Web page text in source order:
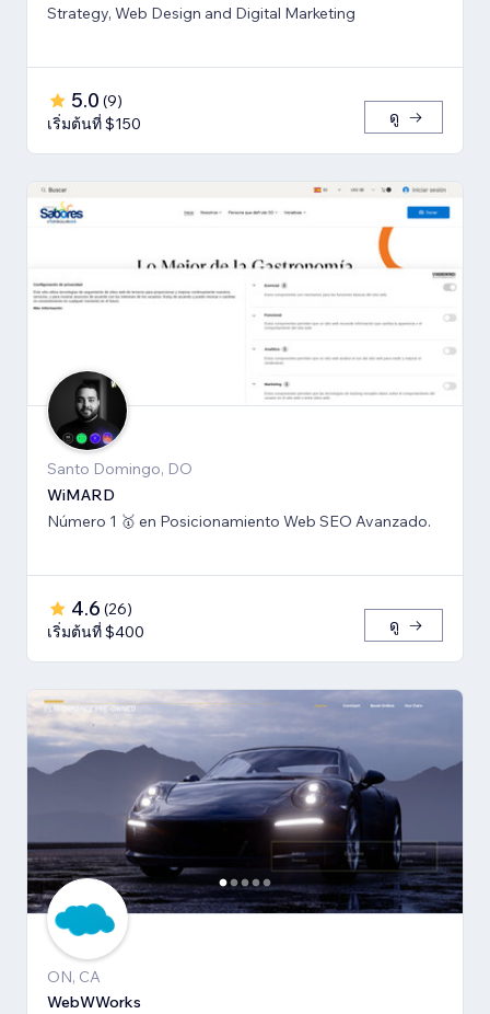
Strategy, Web Design and Digital Marketing
5.0 (9)
เริ่มต้นที่ $150
ดู
Santo Domingo, DO
WiMARD
Número 1 🥇 en Posicionamiento Web SEO Avanzado.
4.6 (26)
เริ่มต้นที่ $400
ดู
ON, CA
WebWWorks